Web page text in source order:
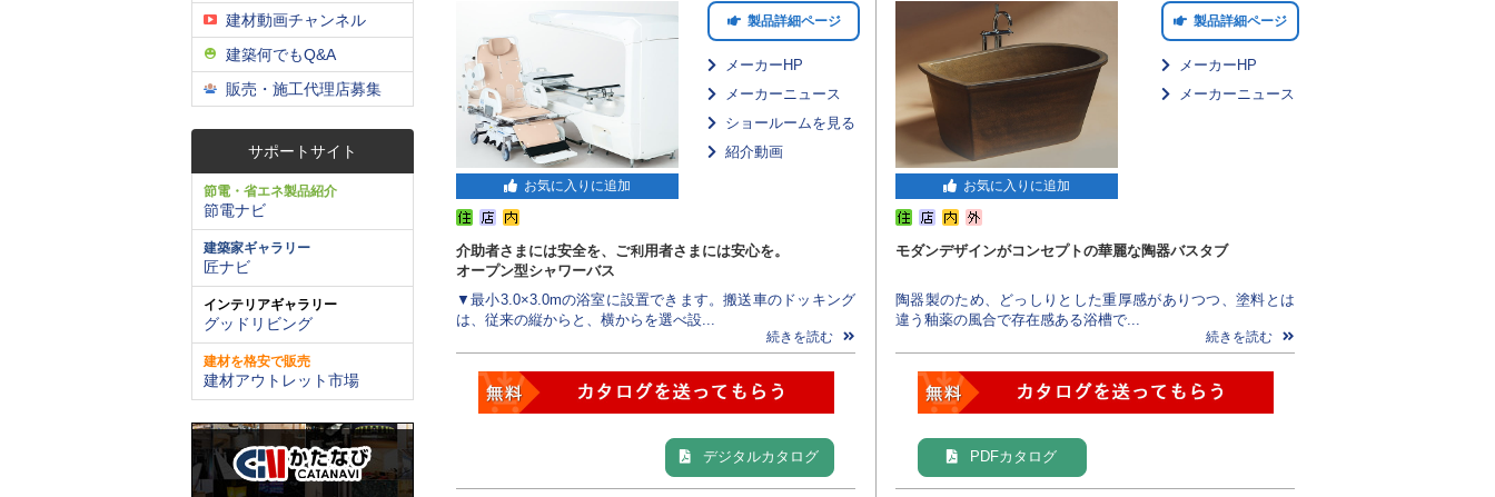
建材動画チャンネル
建築何でもQ&A
販売・施工代理店募集
サポートサイト
節電・省エネ製品紹介
節電ナビ
建築家ギャラリー
匠ナビ
インテリアギャラリー
グッドリビング
建材を格安で販売
建材アウトレット市場
お気に入りに追加
製品詳細ページ
メーカーHP
メーカーニュース
ショールームを見る
紹介動画
介助者さまには安全を、ご利用者さまには安心を。
オープン型シャワーバス
▼最小3.0×3.0mの浴室に設置できます。搬送車のドッキング
は、従来の縦からと、横からを選べ設...
続きを読む
デジタルカタログ
お気に入りに追加
製品詳細ページ
メーカーHP
メーカーニュース
モダンデザインがコンセプトの華麗な陶器バスタブ
陶器製のため、どっしりとした重厚感がありつつ、塗料とは
違う釉薬の風合で存在感ある浴槽で...
続きを読む
PDFカタログ